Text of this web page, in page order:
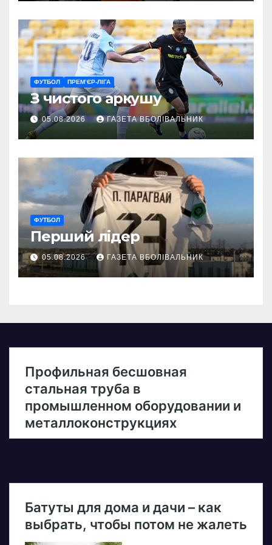
ветеранам
ФУТБОЛ ПРЕМ’ЄР-ЛІГА
З чистого аркушу
05.08.2026 ГАЗЕТА ВБОЛІВАЛЬНИК
ФУТБОЛ
Перший лідер
05.08.2026 ГАЗЕТА ВБОЛІВАЛЬНИК